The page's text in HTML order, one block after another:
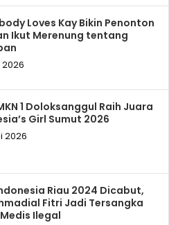
Loves Kay Bikin Penonton
Ikut Merenung tentang
2026
1 Doloksanggul Raih Juara
Girl Sumut 2026
2026
Riau 2024 Dicabut,
Fitri Jadi Tersangka
Ilegal